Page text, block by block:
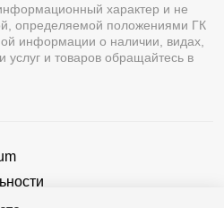
характер и не
определяемой положениями ГК
информации о наличии, видах,
услуг и товаров обращайтесь в